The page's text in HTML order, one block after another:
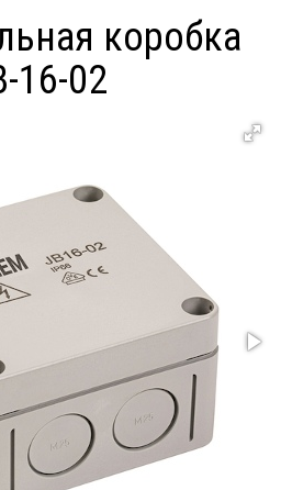
коробка
16-02